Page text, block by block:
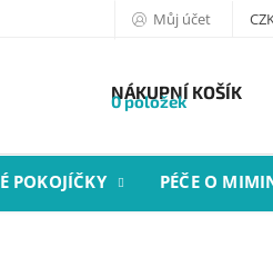
Můj účet
NÁKUPNÍ KOŠÍK
0 položek
POKOJÍČKY PÉČE O